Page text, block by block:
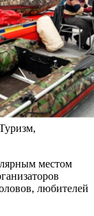
местом
любителей